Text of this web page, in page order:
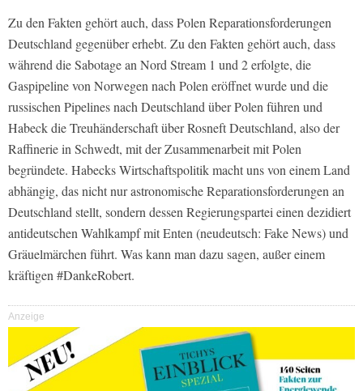
Zu den Fakten gehört auch, dass Polen Reparationsforderungen
Deutschland gegenüber erhebt. Zu den Fakten gehört auch, dass
während die Sabotage an Nord Stream 1 und 2 erfolgte, die
Gaspipeline von Norwegen nach Polen eröffnet wurde und die
russischen Pipelines nach Deutschland über Polen führen und
Habeck die Treuhänderschaft über Rosneft Deutschland, also der
Raffinerie in Schwedt, mit der Zusammenarbeit mit Polen
begründete. Habecks Wirtschaftspolitik macht uns von einem Land
abhängig, das nicht nur astronomische Reparationsforderungen an
Deutschland stellt, sondern dessen Regierungspartei einen dezidiert
antideutschen Wahlkampf mit Enten (neudeutsch: Fake News) und
Gräuelmärchen führt. Was kann man dazu sagen, außer einem
kräftigen #DankeRobert.
Anzeige